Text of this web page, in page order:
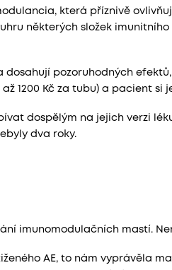
která příznivě
některých složek imunitního
dosahují pozoruhodných
1200 Kč za tubu) a pacient si
dospělým na jejich verzi
dva roky.
imunomodulačních mastí.
AE, to nám vyprávěla